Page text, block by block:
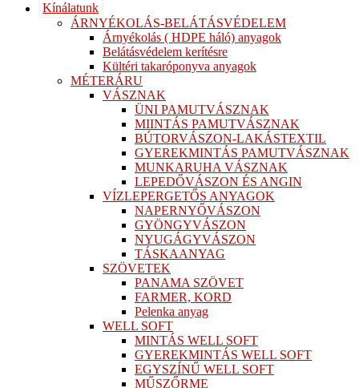
Kínálatunk
ÁRNYÉKOLÁS-BELÁTÁSVÉDELEM
Árnyékolás ( HDPE háló) anyagok
Belátásvédelem kerítésre
Kültéri takaróponyva anyagok
MÉTERÁRU
VÁSZNAK
ÜNI PAMUTVÁSZNAK
MIINTÁS PAMUTVÁSZNAK
BÚTORVÁSZON-LAKÁSTEXTIL
GYEREKMINTÁS PAMUTVÁSZNAK
MUNKARUHA VÁSZNAK
LEPEDŐVÁSZON ÉS ANGIN
VÍZLEPERGETŐS ANYAGOK
NAPERNYŐVÁSZON
GYÖNGYVÁSZON
NYUGÁGYVÁSZON
TÁSKAANYAG
SZÖVETEK
PANAMA SZÖVET
FARMER, KORD
Pelenka anyag
WELL SOFT
MINTÁS WELL SOFT
GYEREKMINTÁS WELL SOFT
EGYSZÍNŰ WELL SOFT
MŰSZŐRME